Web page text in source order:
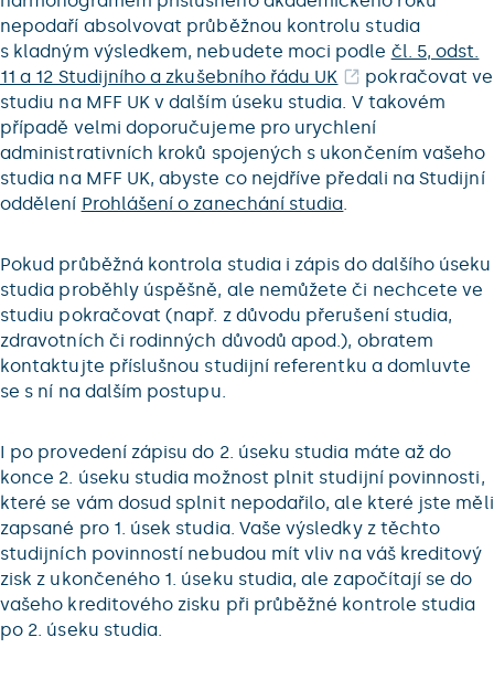
nepodaří absolvovat průběžnou kontrolu studia
s kladným výsledkem, nebudete moci podle čl. 5, odst.
11 a 12 Studijního a zkušebního řádu UK
pokračovat ve
studiu na MFF UK v dalším úseku studia. V takovém
případě velmi doporučujeme pro urychlení
administrativních kroků spojených s ukončením vašeho
studia na MFF UK, abyste co nejdříve předali na Studijní
oddělení Prohlášení o zanechání studia.
Pokud průběžná kontrola studia i zápis do dalšího úseku
studia proběhly úspěšně, ale nemůžete či nechcete ve
studiu pokračovat (např. z důvodu přerušení studia,
zdravotních či rodinných důvodů apod.), obratem
kontaktujte příslušnou studijní referentku a domluvte
se s ní na dalším postupu.
I po provedení zápisu do 2. úseku studia máte až do
konce 2. úseku studia možnost plnit studijní povinnosti,
které se vám dosud splnit nepodařilo, ale které jste měli
zapsané pro 1. úsek studia. Vaše výsledky z těchto
studijních povinností nebudou mít vliv na váš kreditový
zisk z ukončeného 1. úseku studia, ale započítají se do
vašeho kreditového zisku při průběžné kontrole studia
po 2. úseku studia.